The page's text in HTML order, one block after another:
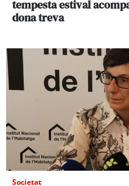
tempesta estival
dona treva
Societat